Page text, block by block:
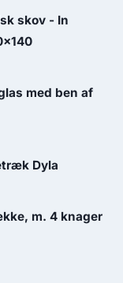
skov - In
med ben af
Dyla
m. 4 knager